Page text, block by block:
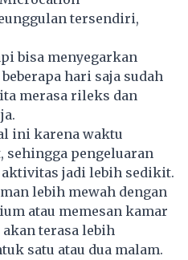
tersendiri,
bisa menyegarkan
hari saja sudah
merasa rileks dan
ini karena waktu
pengeluaran
jadi lebih sedikit.
lebih mewah dengan
atau memesan kamar
terasa lebih
satu atau dua malam.